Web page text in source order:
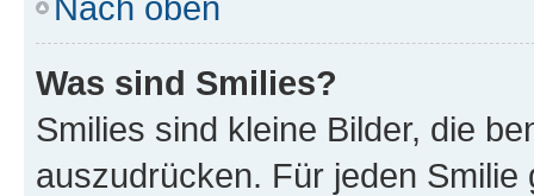
Was sind Smilies?
Smilies sind kleine Bilder, die
auszudrücken. Für jeden